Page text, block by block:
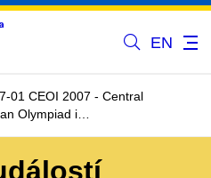
EN
01 CEOI 2007 - Central
Olympiad i…